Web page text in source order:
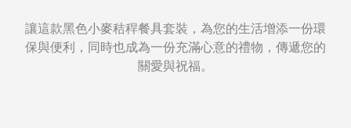
讓這款黑色小麥秸稈餐具套裝，為您的生活增添一份環
保與便利，同時也成為一份充滿心意的禮物，傳遞您的
關愛與祝福。